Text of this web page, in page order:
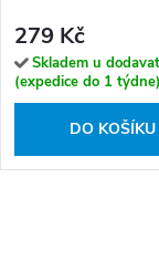
279 Kč
Skladem u
(expedice do 1 týdne)
DO KOŠÍKU